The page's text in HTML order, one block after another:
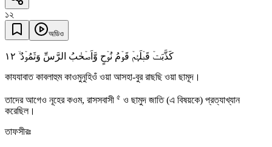
১২
অডিও
کَذَّبَتۡ قَبۡلَہُمۡ قَوۡمُ نُوۡحٍ وَّاَصۡحٰبُ الرَّسِّ وَثَمُوۡدُ ۙ ١٢
কাযযাবাত কাবলাহুম কাওমুনুহিওঁ ওয়া আসহা-বুর রাছছি ওয়া ছামূদ।
তাদের আগেও নূহের কওম, রাসসবাসী ৫ ও ছামুদ জাতি (এ বিষয়কে) প্রত্যাখ্যান
করেছিল।
তাফসীরঃ